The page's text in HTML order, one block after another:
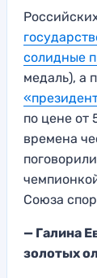
солидные
медаль), а
по цене от
времена
Союза
— Галина
золотых